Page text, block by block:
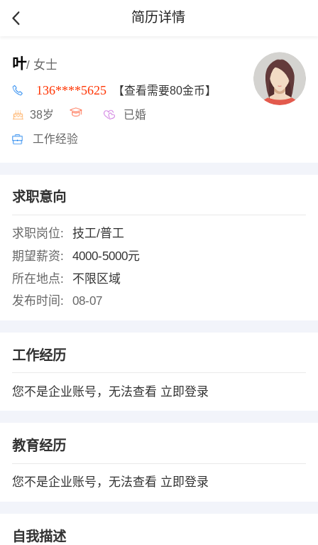
简历详情
叶/ 女士
136****5625 【查看需要80金币】
38岁 已婚
工作经验
求职意向
求职岗位:
技工/普工
期望薪资:
4000-5000元
所在地点:
不限区域
发布时间:
08-07
工作经历
您不是企业账号，无法查看 立即登录
教育经历
您不是企业账号，无法查看 立即登录
自我描述